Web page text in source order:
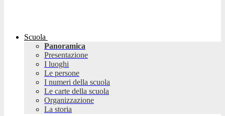
Scuola
Panoramica
Presentazione
I luoghi
Le persone
I numeri della scuola
Le carte della scuola
Organizzazione
La storia